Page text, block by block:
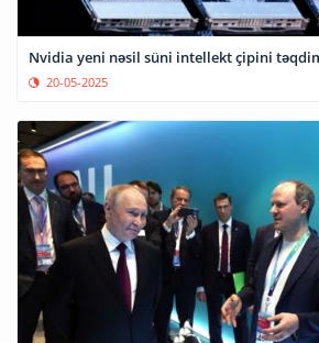
Nvidia yeni nəsil süni intellekt çipini
20-05-2025